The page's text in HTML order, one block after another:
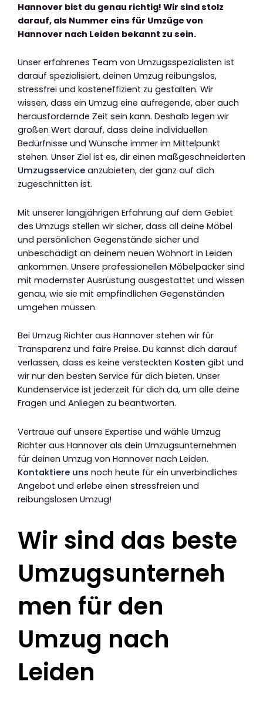
Hannover bist du genau richtig! Wir sind stolz
darauf, als Nummer eins für Umzüge von
Hannover nach Leiden bekannt zu sein.
Unser erfahrenes Team von Umzugsspezialisten ist
darauf spezialisiert, deinen Umzug reibungslos,
stressfrei und kosteneffizient zu gestalten. Wir
wissen, dass ein Umzug eine aufregende, aber auch
herausfordernde Zeit sein kann. Deshalb legen wir
großen Wert darauf, dass deine individuellen
Bedürfnisse und Wünsche immer im Mittelpunkt
stehen. Unser Ziel ist es, dir einen maßgeschneiderten
Umzugsservice anzubieten, der ganz auf dich
zugeschnitten ist.
Mit unserer langjährigen Erfahrung auf dem Gebiet
des Umzugs stellen wir sicher, dass all deine Möbel
und persönlichen Gegenstände sicher und
unbeschädigt an deinem neuen Wohnort in Leiden
ankommen. Unsere professionellen Möbelpacker sind
mit modernster Ausrüstung ausgestattet und wissen
genau, wie sie mit empfindlichen Gegenständen
umgehen müssen.
Bei Umzug Richter aus Hannover stehen wir für
Transparenz und faire Preise. Du kannst dich darauf
verlassen, dass es keine versteckten Kosten gibt und
wir nur den besten Service für dich bieten. Unser
Kundenservice ist jederzeit für dich da, um alle deine
Fragen und Anliegen zu beantworten.
Vertraue auf unsere Expertise und wähle Umzug
Richter aus Hannover als dein Umzugsunternehmen
für deinen Umzug von Hannover nach Leiden.
Kontaktiere uns noch heute für ein unverbindliches
Angebot und erlebe einen stressfreien und
reibungslosen Umzug!
Wir sind das beste
Umzugsunterneh
men für den
Umzug nach
Leiden